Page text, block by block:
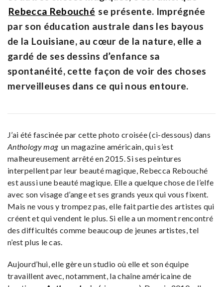
Rebecca Rebouché se présente. Imprégnée
par son éducation australe dans les bayous
de la Louisiane, au cœur de la nature, elle a
gardé de ses dessins d’enfance sa
spontanéité, cette façon de voir des choses
merveilleuses dans ce qui nous entoure.
J’ai été fascinée par cette photo croisée (ci-dessous) dans
Anthology magun magazine américain, qui s’est
malheureusement arrêté en 2015. Si ses peintures
interpellent par leur beauté magique, Rebecca Rebouché
est aussi une beauté magique. Elle a quelque chose de l’elfe
avec son visage d’ange et ses grands yeux qui vous fixent.
Mais ne vous y trompez pas, elle fait partie des artistes qui
créent et qui vendent le plus. Si elle a un moment rencontré
des difficultés comme beaucoup de jeunes artistes, tel
n’est plus le cas.
Aujourd’hui, elle gère un studio où elle et son équipe
travaillent avec, notamment, la chaîne américaine de